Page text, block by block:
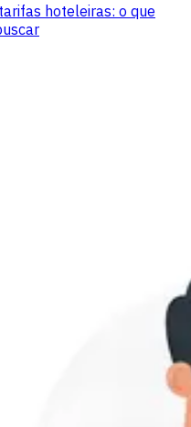
hoteleiras: o que